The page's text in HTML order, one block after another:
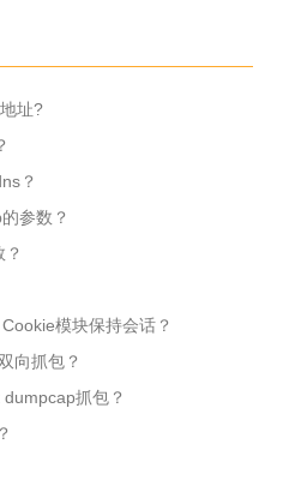
址?
？
参数？
模块保持会话？
向抓包？
抓包？